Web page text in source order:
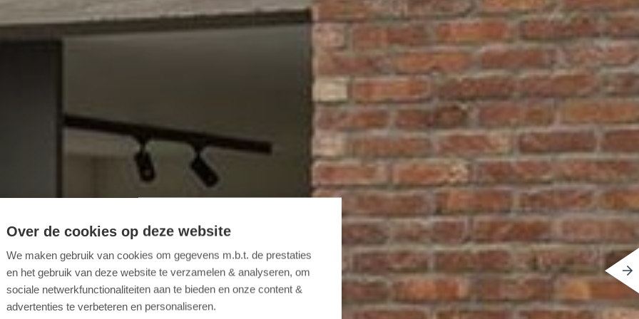
Over de cookies op deze website
We maken gebruik van cookies om gegevens m.b.t. de prestaties
en het gebruik van deze website te verzamelen & analyseren, om
sociale netwerkfunctionaliteiten aan te bieden en onze content &
advertenties te verbeteren en personaliseren.